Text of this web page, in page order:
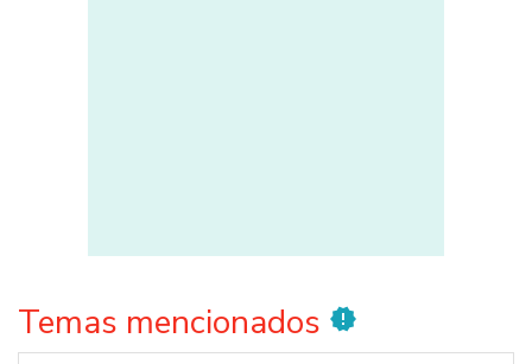
Temas mencionados new_releases